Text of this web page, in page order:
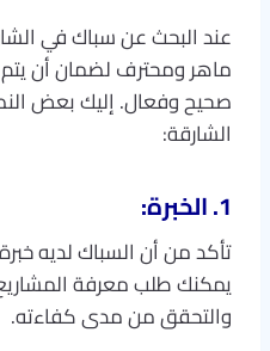
عند البحث عن سباك في
ماهر ومحترف لضمان أن
صحيح وفعال. إليك بعض
الشارقة:
1. الخبرة:
تأكد من أن السباك لديه
يمكنك طلب معرفة
والتحقق من مدى كفاءته.